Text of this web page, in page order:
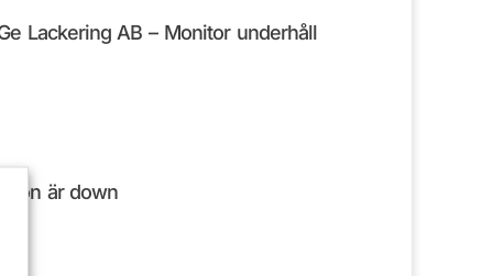
Lackering AB – Monitor underhåll
är down